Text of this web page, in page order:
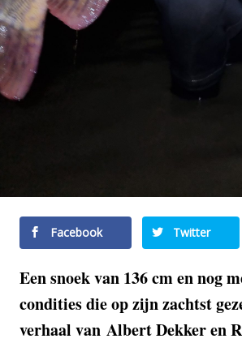
Facebook Twitter
Een snoek van 136 cm en nog
condities die op zijn zachtst
verhaal van Albert Dekker en